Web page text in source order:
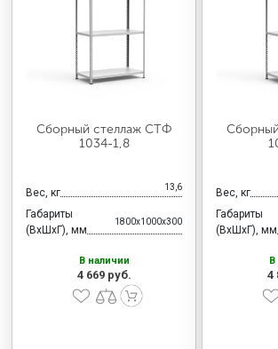
СИСТЕМЫ ХРАНЕНИЯ
МЕБЕЛЬ ДЛЯ СТОЛОВЫХ
СТАЛЬНЫЕ ДВЕРИ
Сборный стеллаж СТФ
1034-1,8
Вес, кг 13,6
Габариты
(ВхШхГ), мм
1800x1000x300
В наличии
4 669 руб.
Вес, кг
Габариты
(ВхШхГ), мм
4